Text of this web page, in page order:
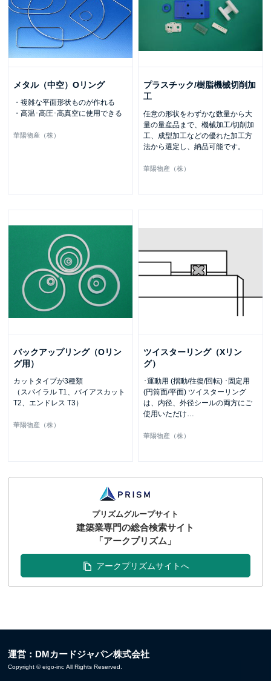
メタル（中空）Oリング
・複雑な平面形状ものが作れる
・高温･高圧･高真空に使用できる
華陽物産（株）
プラスチック/樹脂機械切削加
工
任意の形状をわずかな数量から大
量の量産品まで、機械加工/切削加
工、成型加工などの優れた加工方
法から選定し、納品可能です。
華陽物産（株）
バックアップリング（Oリン
グ用）
カットタイプが3種類
（スパイラル T1、バイアスカット
T2、エンドレス T3）
華陽物産（株）
ツイスターリング（Xリン
グ）
･運動用 (摺動/往復/回転) ･固定用
(円筒面/平面) ツイスターリング
は、内径、外径シールの両方にご
使用いただけ…
華陽物産（株）
プリズムグループサイト
建築業専門の総合検索サイト
「アークプリズム」
アークプリズムサイトへ
運営：DMカードジャパン株式会社
Copyright © eigo-inc All Rights Reserved.